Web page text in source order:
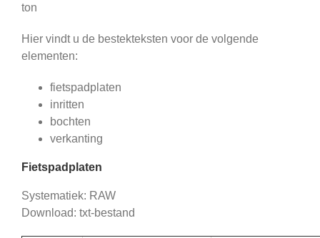
ton
Hier vindt u de bestekteksten voor de volgende
elementen:
fietspadplaten
inritten
bochten
verkanting
Fietspadplaten
Systematiek: RAW
Download: txt-bestand